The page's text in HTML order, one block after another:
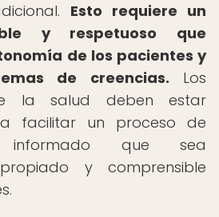
Esto requiere un
y respetuoso que
de los pacientes y
de creencias. Los
la salud deben estar
facilitar un proceso de
informado que sea
y comprensible